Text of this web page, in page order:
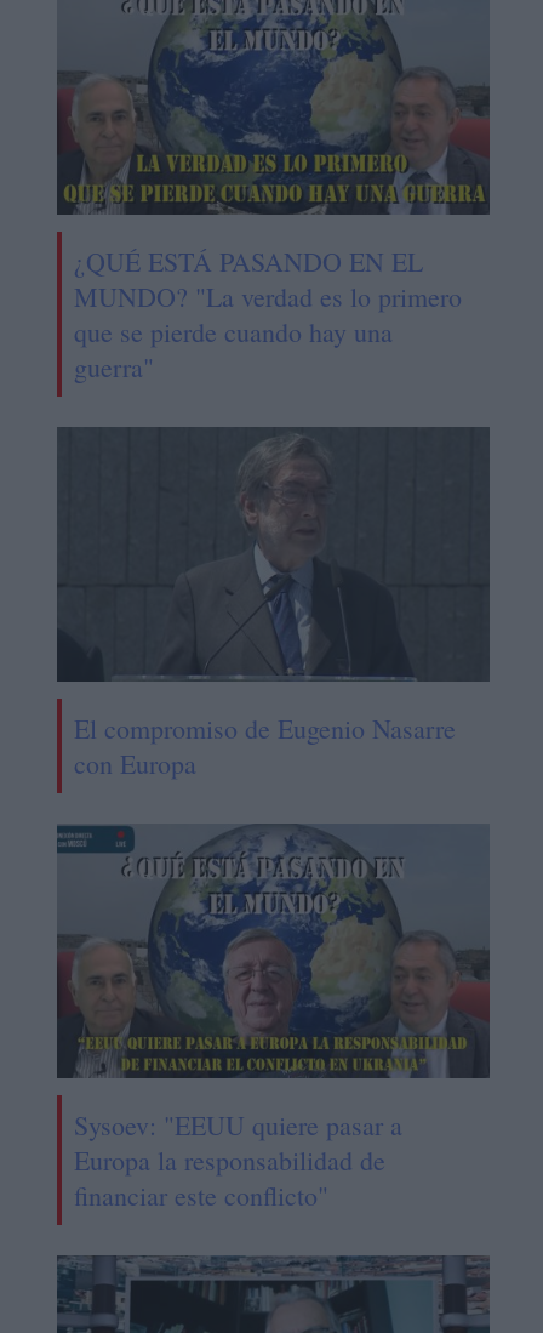
¿QUÉ ESTÁ PASANDO EN EL
MUNDO? "La verdad es lo primero
que se pierde cuando hay una
guerra"
El compromiso de Eugenio Nasarre
con Europa
Sysoev: "EEUU quiere pasar a
Europa la responsabilidad de
financiar este conflicto"